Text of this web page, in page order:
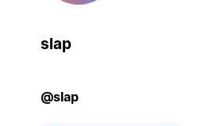
slap
@slap